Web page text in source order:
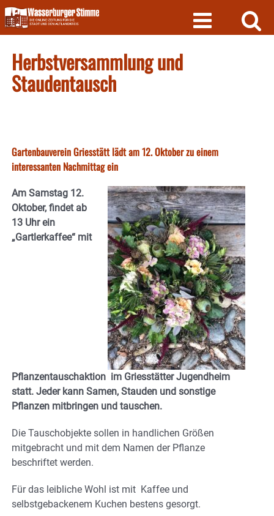
Skip
to
content
Herbstversammlung und
Staudentausch
Gartenbauverein Griesstätt lädt am 12. Oktober zu einem
interessanten Nachmittag ein
Am Samstag 12.
Oktober, findet ab
13 Uhr ein
„Gartlerkaffee“ mit
Pflanzentauschaktion im Griesstätter Jugendheim
statt. Jeder kann Samen, Stauden und sonstige
Pflanzen mitbringen und tauschen.
Die Tauschobjekte sollen in handlichen Größen
mitgebracht und mit dem Namen der Pflanze
beschriftet werden.
Für das leibliche Wohl ist mit Kaffee und
selbstgebackenem Kuchen bestens gesorgt.